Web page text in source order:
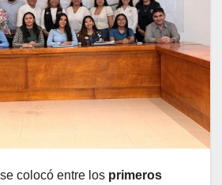
colocó entre los primeros